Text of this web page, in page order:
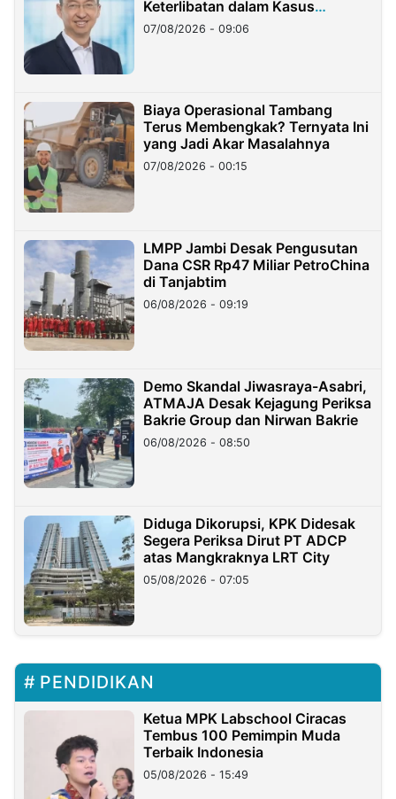
Keterlibatan dalam Kasus
Hilangnya Dana Nasabah Rp2,58
Miliar
07/08/2026 - 09:06
Biaya Operasional Tambang
Terus Membengkak? Ternyata Ini
yang Jadi Akar Masalahnya
07/08/2026 - 00:15
LMPP Jambi Desak Pengusutan
Dana CSR Rp47 Miliar PetroChina
di Tanjabtim
06/08/2026 - 09:19
Demo Skandal Jiwasraya-Asabri,
ATMAJA Desak Kejagung Periksa
Bakrie Group dan Nirwan Bakrie
06/08/2026 - 08:50
Diduga Dikorupsi, KPK Didesak
Segera Periksa Dirut PT ADCP
atas Mangkraknya LRT City
05/08/2026 - 07:05
PENDIDIKAN
Ketua MPK Labschool Ciracas
Tembus 100 Pemimpin Muda
Terbaik Indonesia
05/08/2026 - 15:49